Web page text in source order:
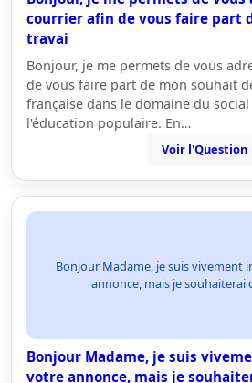
courrier afin de vous faire part
travai
Bonjour, je me permets de vous
de vous faire part de mon souhait
française dans le domaine du
l'éducation populaire. En…
Voir l'Question
Bonjour Madame, je suis vivement
annonce, mais je souhaiterai
Bonjour Madame, je suis
votre annonce, mais je